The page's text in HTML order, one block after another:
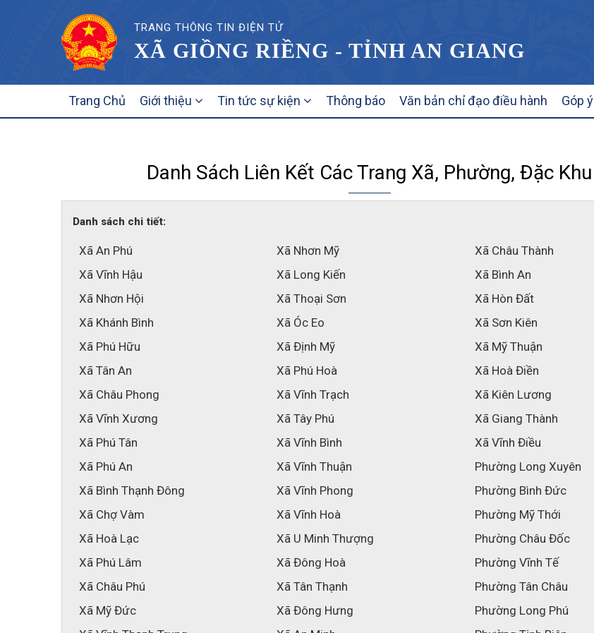
TRANG THÔNG TIN ĐIỆN TỬ
XÃ GIỒNG RIỀNG - TỈNH AN GIANG
NAVIGATION
Trang Chủ Giới thiệu Tin tức sự kiện Thông báo Văn bản chỉ đạo điều hành Góp ý
Danh Sách Liên Kết Các Trang Xã, Phường, Đặc Khu
Danh sách chi tiết:
Xã An Phú
Xã Vĩnh Hậu
Xã Nhơn Hội
Xã Khánh Bình
Xã Phú Hữu
Xã Tân An
Xã Châu Phong
Xã Vĩnh Xương
Xã Phú Tân
Xã Phú An
Xã Bình Thạnh Đông
Xã Chợ Vàm
Xã Hoà Lạc
Xã Phú Lâm
Xã Châu Phú
Xã Mỹ Đức
Xã Nhơn Mỹ
Xã Long Kiến
Xã Thoại Sơn
Xã Óc Eo
Xã Định Mỹ
Xã Phú Hoà
Xã Vĩnh Trạch
Xã Tây Phú
Xã Vĩnh Bình
Xã Vĩnh Thuận
Xã Vĩnh Phong
Xã Vĩnh Hoà
Xã U Minh Thượng
Xã Đông Hoà
Xã Tân Thạnh
Xã Đông Hưng
Xã Châu Thành
Xã Bình An
Xã Hòn Đất
Xã Sơn Kiên
Xã Mỹ Thuận
Xã Hoà Điền
Xã Kiên Lương
Xã Giang Thành
Xã Vĩnh Điều
Phường Long Xuyên
Phường Bình Đức
Phường Mỹ Thới
Phường Châu Đốc
Phường Vĩnh Tế
Phường Tân Châu
Phường Long Phú